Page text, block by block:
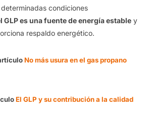
condiciones
GLP es una fuente de energía establey
respaldo energético.
No más usura en el gas propano
El GLP y su contribución a la calidad